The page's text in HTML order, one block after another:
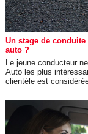
Un stage de
auto ?
Le jeune conducteur
Auto les plus
clientèle est